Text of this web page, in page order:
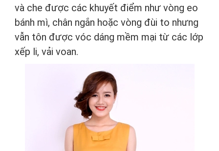
và che được các khuyết điểm như vòng eo
bánh mì, chân ngắn hoặc vòng đùi to nhưng
vẫn tôn được vóc dáng mềm mại từ các lớp
xếp li, vải voan.